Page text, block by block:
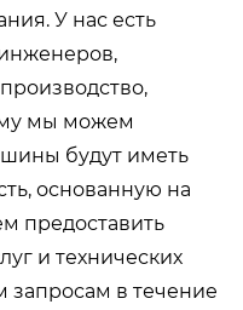
У нас есть
мы можем
будут иметь
основанную на
предоставить
и технических
запросам в течение